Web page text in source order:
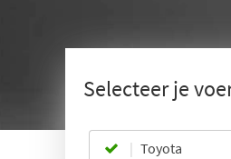
Selecteer je
Toyota